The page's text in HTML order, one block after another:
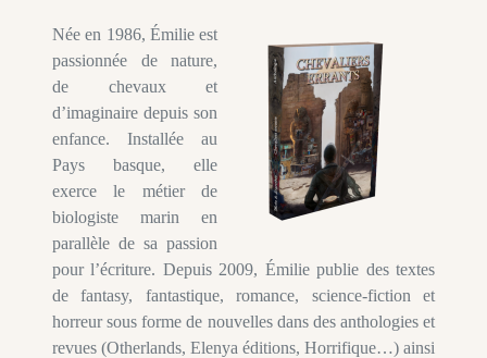
Née en 1986, Émilie est
passionnée de nature,
de chevaux et
d’imaginaire depuis son
enfance. Installée au
Pays basque, elle
exerce le métier de
biologiste marin en
parallèle de sa passion
pour l’écriture. Depuis 2009, Émilie publie des textes
de fantasy, fantastique, romance, science-fiction et
horreur sous forme de nouvelles dans des anthologies et
revues (Otherlands, Elenya éditions, Horrifique…) ainsi